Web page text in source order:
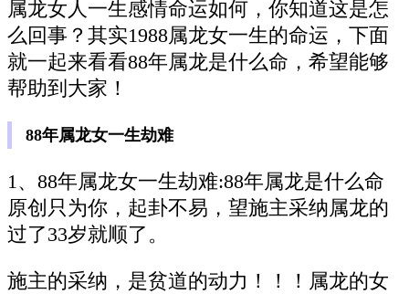
属龙女人一生感情命运如何，你知道这是怎
么回事？其实1988属龙女一生的命运，下面
就一起来看看88年属龙是什么命，希望能够
帮助到大家！
88年属龙女一生劫难
1、88年属龙女一生劫难:88年属龙是什么命
原创只为你，起卦不易，望施主采纳属龙的
过了33岁就顺了。
施主的采纳，是贫道的动力！！！属龙的女